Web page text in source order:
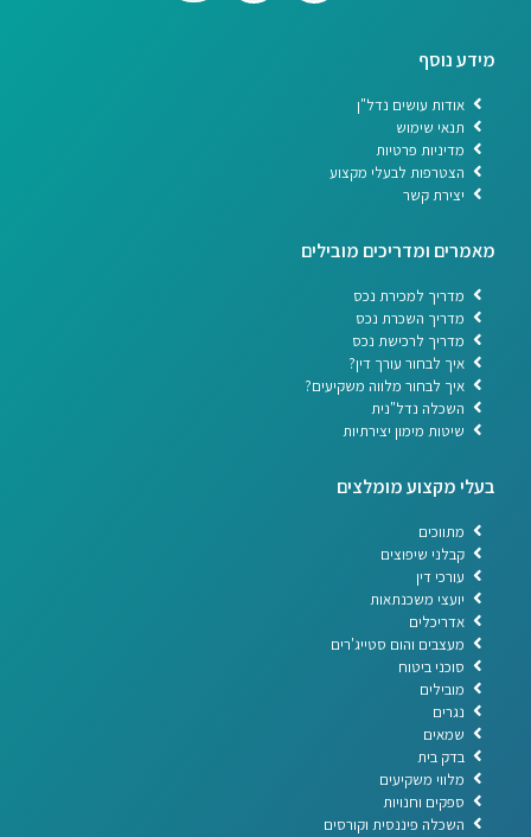
מידע נוסף
אודות עושים נדל"ן
תנאי שימוש
מדיניות פרטיות
הצטרפות לבעלי מקצוע
יצירת קשר
מאמרים ומדריכים מובילים
מדריך למכירת נכס
מדריך השכרת נכס
מדריך לרכישת נכס
איך לבחור עורך דין?
איך לבחור מלווה משקיעים?
השכלה נדל"נית
שיטות מימון יצירתיות
בעלי מקצוע מומלצים
מתווכים
קבלני שיפוצים
עורכי דין
יועצי משכנתאות
אדריכלים
מעצבים והום סטייג'רים
סוכני ביטוח
מובילים
נגרים
שמאים
בדק בית
מלווי משקיעים
ספקים וחנויות
השכלה פיננסית וקורסים